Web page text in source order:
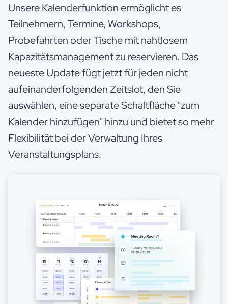
Unsere Kalenderfunktion ermöglicht es
Teilnehmern, Termine, Workshops,
Probefahrten oder Tische mit nahtlosem
Kapazitätsmanagement zu reservieren. Das
neueste Update fügt jetzt für jeden nicht
aufeinanderfolgenden Zeitslot, den Sie
auswählen, eine separate Schaltfläche "zum
Kalender hinzufügen" hinzu und bietet so mehr
Flexibilität bei der Verwaltung Ihres
Veranstaltungsplans.